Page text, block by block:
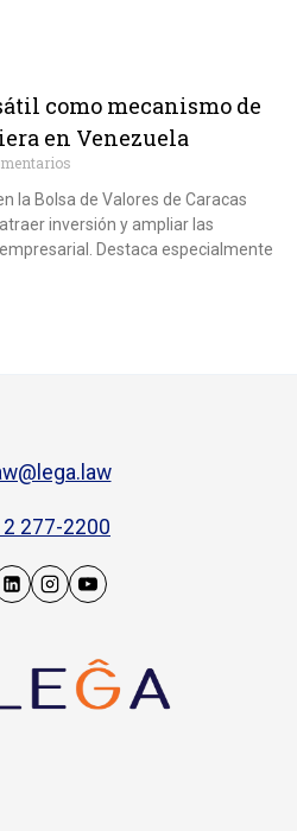
como mecanismo de
en Venezuela
la Bolsa de Valores de Caracas
inversión y ampliar las
Destaca especialmente
277-2200